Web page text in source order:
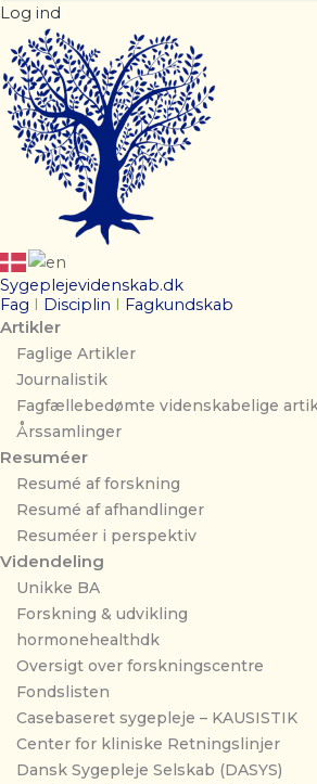
Log ind
Sygeplejevidenskab.dk
Fag I Disciplin I Fagkundskab
Artikler
Faglige Artikler
Journalistik
Fagfællebedømte videnskabelige
Årssamlinger
Resuméer
Resumé af forskning
Resumé af afhandlinger
Resuméer i perspektiv
Videndeling
Unikke BA
Forskning & udvikling
hormonehealthdk
Oversigt over forskningscentre
Fondslisten
Casebaseret sygepleje – KAUSISTIK
Center for kliniske Retningslinjer
Dansk Sygepleje Selskab (DASYS)